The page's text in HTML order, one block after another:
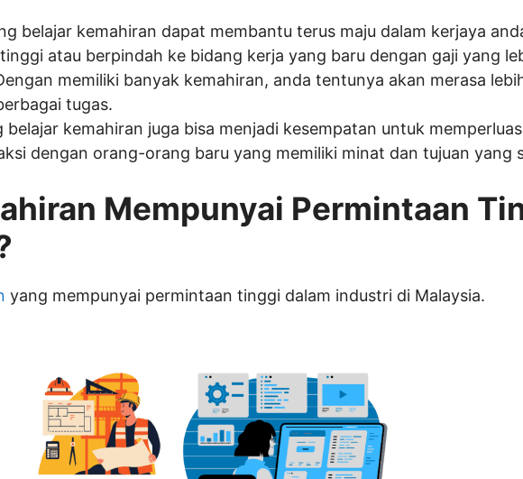
belajar kemahiran dapat membantu terus maju dalam kerjaya
atau berpindah ke bidang kerja yang baru dengan gaji yang
memiliki banyak kemahiran, anda tentunya akan merasa
tugas.
kemahiran juga bisa menjadi kesempatan untuk
dengan orang-orang baru yang memiliki minat dan tujuan yang
Mempunyai Permintaan
yang mempunyai permintaan tinggi dalam industri di Malaysia.